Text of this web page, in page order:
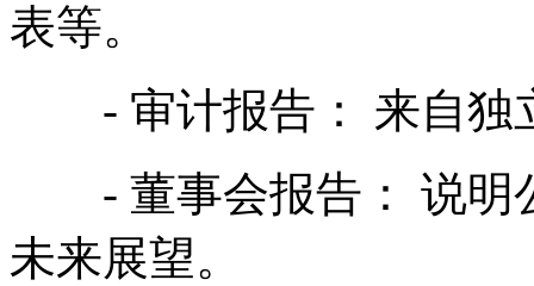
表等。
- 审计报告： 来自独
- 董事会报告： 说明
未来展望。